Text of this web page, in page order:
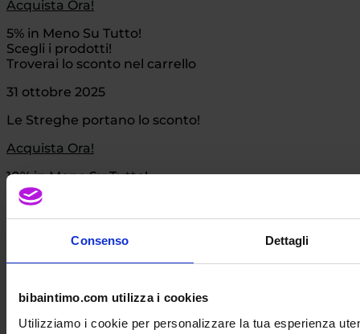
Consenso Dettagli
bibaintimo.com utilizza i cookies
Utilizziamo i cookie per personalizzare la tua esperienza
Acquista Ora!
5% in Meno Su Tutto!
Scegli i prodotti!
Troverai lo sconto nel carrello
31 ottobre 2025
Le Streghe portano lo sconto!
Acquista Ora!
10% in Meno Su Tutto!